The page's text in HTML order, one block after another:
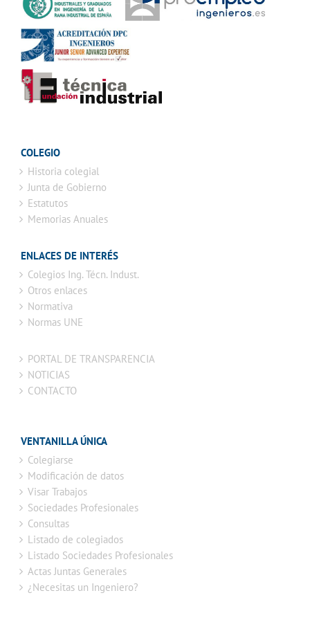
COLEGIO
Historia colegial
Junta de Gobierno
Estatutos
Memorias Anuales
ENLACES DE INTERÉS
Colegios Ing. Técn. Indust.
Otros enlaces
Normativa
Normas UNE
PORTAL DE TRANSPARENCIA
NOTICIAS
CONTACTO
VENTANILLA ÚNICA
Colegiarse
Modificación de datos
Visar Trabajos
Sociedades Profesionales
Consultas
Listado de colegiados
Listado Sociedades Profesionales
Actas Juntas Generales
¿Necesitas un Ingeniero?